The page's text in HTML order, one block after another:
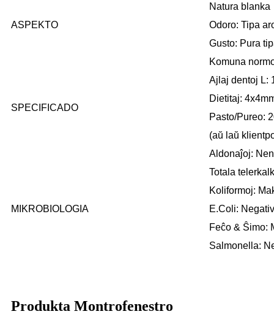
ASPEKTO
Natura blanka
Odoro: Tipa
Gusto: Pura
SPECIFICADO
Komuna
Ajlaj dentoj L:
Dietitaj:
Pasto/Pureo:
(aŭ laŭ
Aldonaĵoj:
MIKROBIOLOGIA
Totala
Koliformoj:
E.Coli:
Feĉo & Ŝimo:
Salmonella:
Produkta Montrofenestro